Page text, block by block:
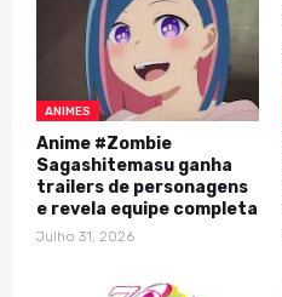
ANIMES
Anime #Zombie
Sagashitemasu ganha
trailers de personagens
e revela equipe completa
Julho 31, 2026